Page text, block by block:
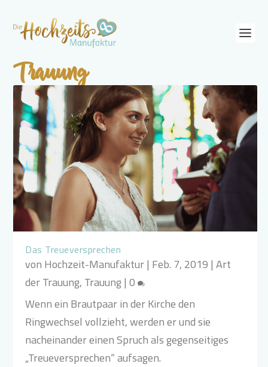
Trauung
Das Treueversprechen
von Hochzeit-Manufaktur| Feb. 7, 2019 |Art
der Trauung, Trauung|0
Wenn ein Brautpaar in der Kirche den
Ringwechsel vollzieht, werden er und sie
nacheinander einen Spruch als gegenseitiges
„Treueversprechen“ aufsagen.